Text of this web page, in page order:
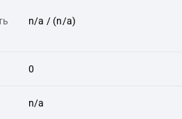
n/a / (n/a)
0
n/a